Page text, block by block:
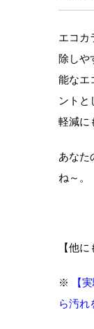
エコカ
除しや
能なエ
ントと
軽減に
あなた
ね～。
【他
※
【
ら汚れ